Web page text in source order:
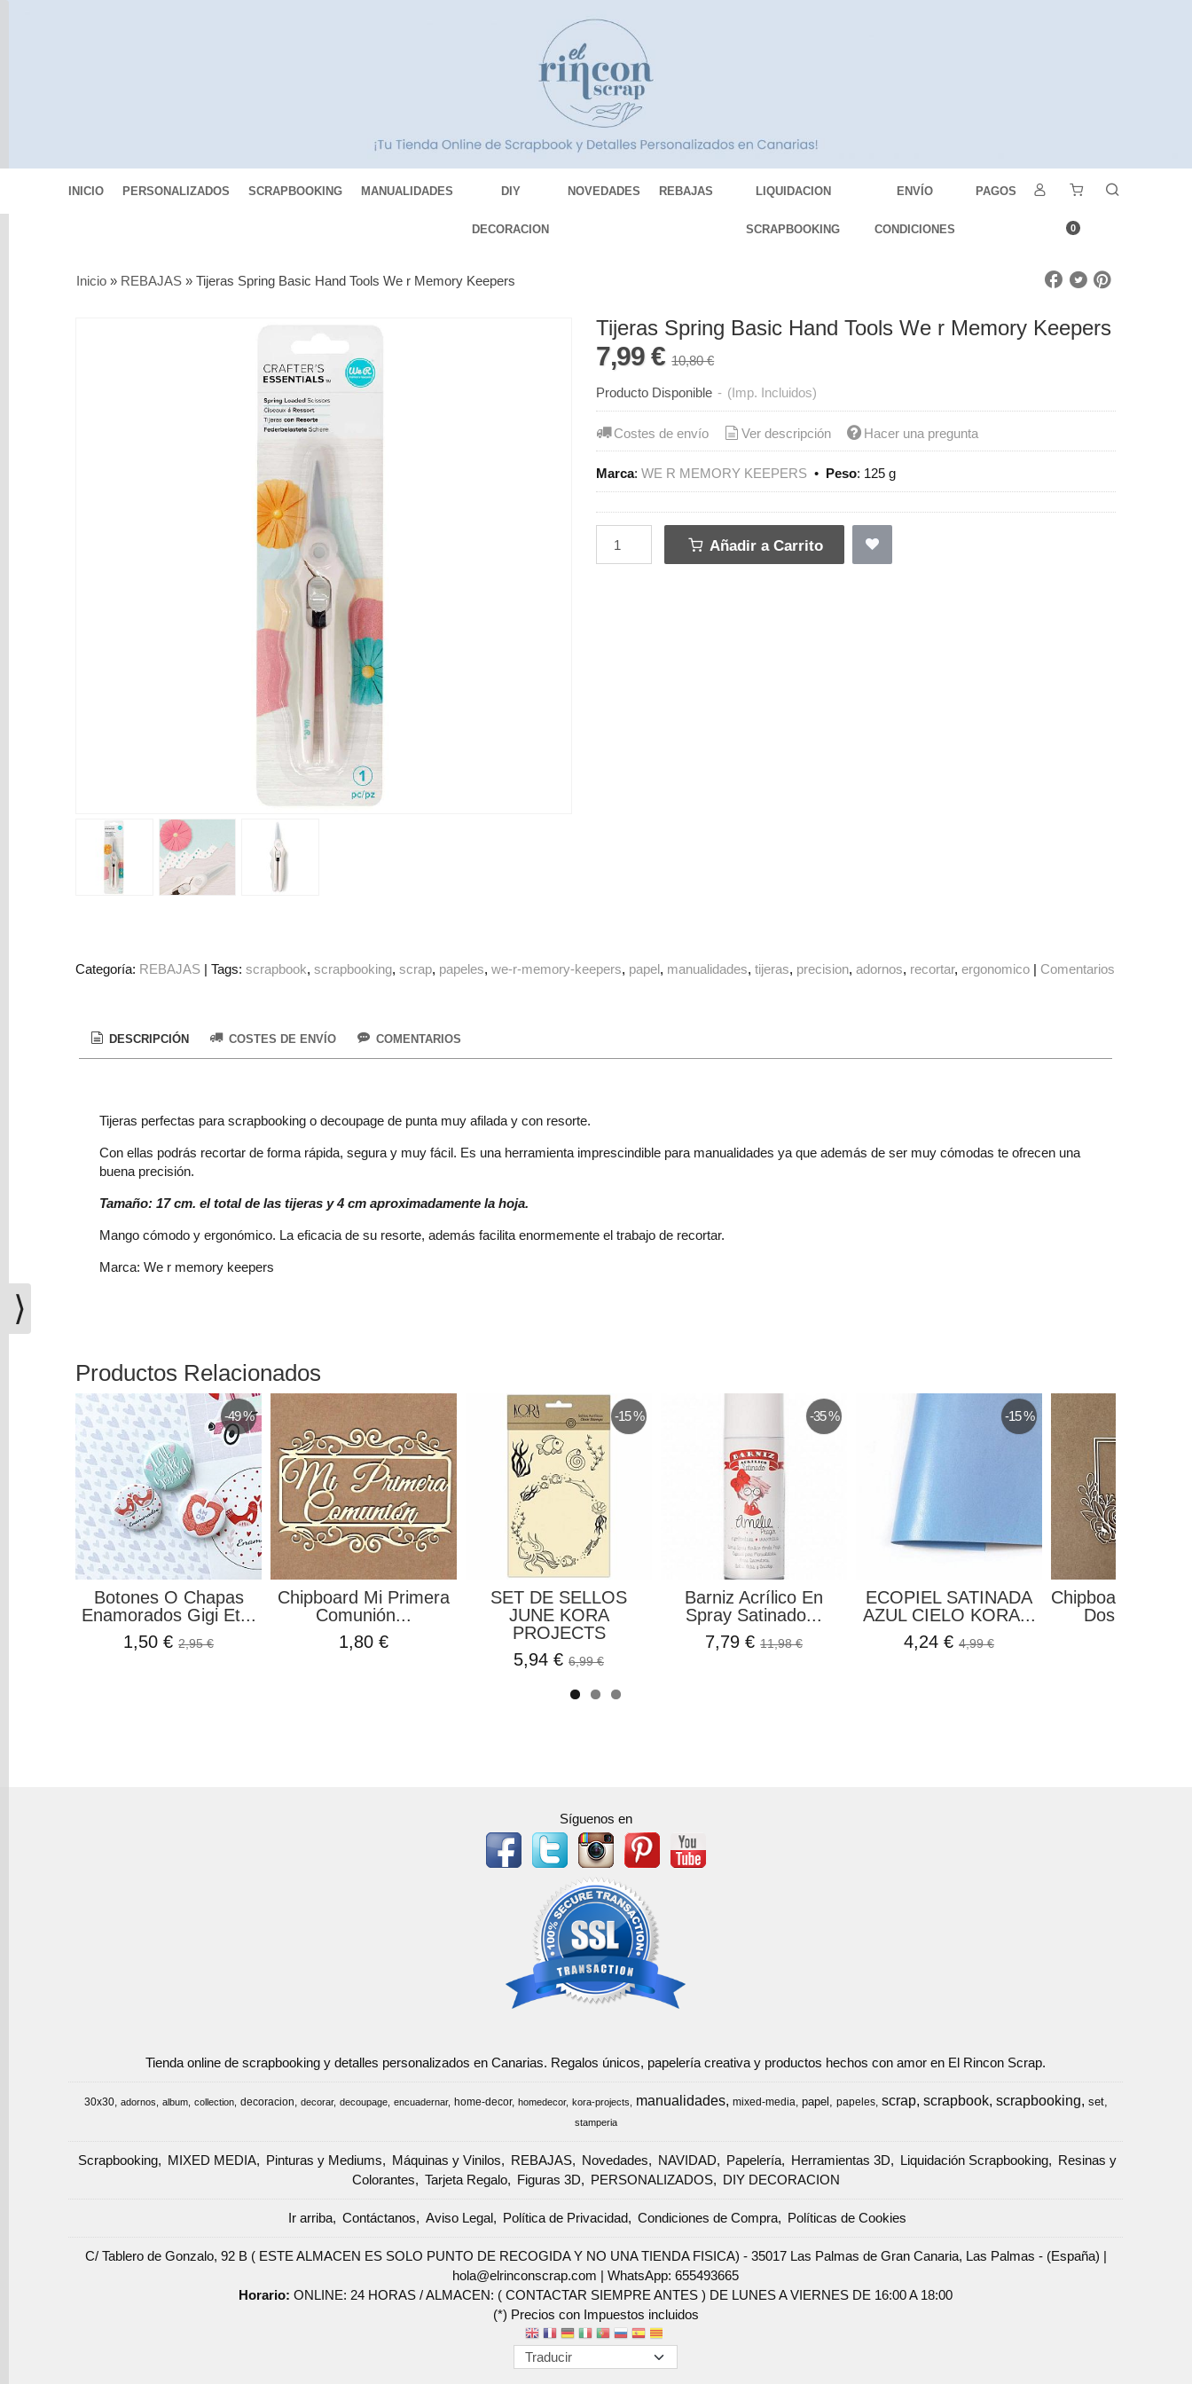
INICIO PERSONALIZADOS SCRAPBOOKING MANUALIDADES DIY
DECORACION
NOVEDADES REBAJAS LIQUIDACION
SCRAPBOOKING
ENVÍO
CONDICIONES
PAGOS
0
DIY
Marcas
Carrito
Redes
Sociales
Instagram
Facebook
Youtube
Inicio » REBAJAS »Tijeras Spring Basic Hand Tools We r Memory Keepers
Tijeras Spring Basic Hand Tools We r Memory Keepers
7,99 €10,80 €
Producto Disponible - (Imp. Incluidos)
Costes de envío Ver descripción Hacer una pregunta
Marca:WE R MEMORY KEEPERS • Peso: 125 g
Añadir a Carrito
Categoría: REBAJAS |Tags:scrapbook scrapbooking scrap papeles we-r-memory-keepers papel manualidades tijeras precision adornos recortar ergonomico | Comentarios
DESCRIPCIÓN COSTES DE ENVÍO COMENTARIOS
Tijeras perfectas para scrapbooking o decoupage de punta muy afilada y con resorte.
Con ellas podrás recortar de forma rápida, segura y muy fácil. Es una herramienta imprescindible para manualidades ya que además de ser muy cómodas te ofrecen una
buena precisión.
Tamaño: 17 cm. el total de las tijeras y 4 cm aproximadamente la hoja.
Mango cómodo y ergonómico. La eficacia de su resorte, además facilita enormemente el trabajo de recortar.
Marca: We r memory keepers
Productos Relacionados
-49 %
Botones O Chapas
Enamorados Gigi Et...
1,50 €2,95 €
Chipboard Mi Primera
Comunión...
1,80 €
-15 %
SET DE SELLOS
JUNE KORA
PROJECTS
5,94 €6,99 €
-35 %
Barniz Acrílico En
Spray Satinado...
7,79 €11,98 €
-15 %
ECOPIEL SATINADA
AZUL CIELO KORA...
4,24 €4,99 €
Chipboard Marco
Dos Flores
Síguenos en
Tienda online de scrapbooking y detalles personalizados en Canarias. Regalos únicos, papelería creativa y productos hechos con amor en El Rincon Scrap.
30x30 adornos album collection decoracion decorar decoupage encuadernar home-decor homedecor kora-projects manualidades mixed-media papel papeles scrap scrapbook scrapbooking set
stamperia
Scrapbooking MIXED MEDIA Pinturas y Mediums Máquinas y Vinilos REBAJAS Novedades NAVIDAD Papelería Herramientas 3D Liquidación Scrapbooking
Resinas y
Colorantes
Tarjeta Regalo Figuras 3D PERSONALIZADOS DIY DECORACION
Ir arriba Contáctanos Aviso Legal Política de Privacidad Condiciones de Compra Políticas de Cookies
C/ Tablero de Gonzalo, 92 B ( ESTE ALMACEN ES SOLO PUNTO DE RECOGIDA Y NO UNA TIENDA FISICA) - 35017 Las Palmas de Gran Canaria, Las Palmas - (España) |
hola@elrinconscrap.com |WhatsApp: 655493665
Horario:ONLINE: 24 HORAS / ALMACEN: ( CONTACTAR SIEMPRE ANTES ) DE LUNES A VIERNES DE 16:00 A 18:00
(*) Precios con Impuestos incluidos
⟩